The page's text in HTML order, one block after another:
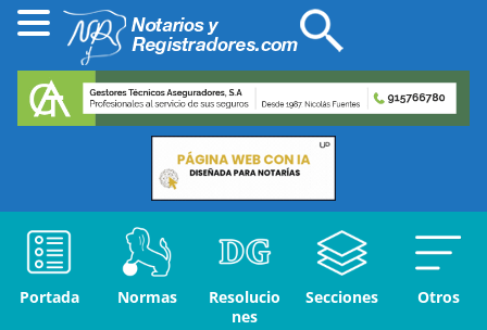
Portada Normas
Resolucio
nes
Secciones Otros